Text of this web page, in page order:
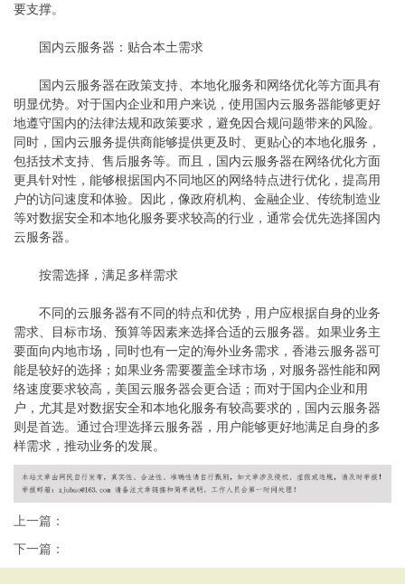
要支撑。
国内云服务器：贴合本土需求
国内云服务器在政策支持、本地化服务和网络优化等方面具有
明显优势。对于国内企业和用户来说，使用国内云服务器能够更好
地遵守国内的法律法规和政策要求，避免因合规问题带来的风险。
同时，国内云服务提供商能够提供更及时、更贴心的本地化服务，
包括技术支持、售后服务等。而且，国内云服务器在网络优化方面
更具针对性，能够根据国内不同地区的网络特点进行优化，提高用
户的访问速度和体验。因此，像政府机构、金融企业、传统制造业
等对数据安全和本地化服务要求较高的行业，通常会优先选择国内
云服务器。
按需选择，满足多样需求
不同的云服务器有不同的特点和优势，用户应根据自身的业务
需求、目标市场、预算等因素来选择合适的云服务器。如果业务主
要面向内地市场，同时也有一定的海外业务需求，香港云服务器可
能是较好的选择；如果业务需要覆盖全球市场，对服务器性能和网
络速度要求较高，美国云服务器会更合适；而对于国内企业和用
户，尤其是对数据安全和本地化服务有较高要求的，国内云服务器
则是首选。通过合理选择云服务器，用户能够更好地满足自身的多
样需求，推动业务的发展。
上一篇：
下一篇：